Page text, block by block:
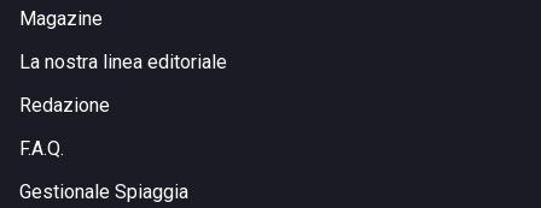
Magazine
La nostra linea editoriale
Redazione
F.A.Q.
Gestionale Spiaggia